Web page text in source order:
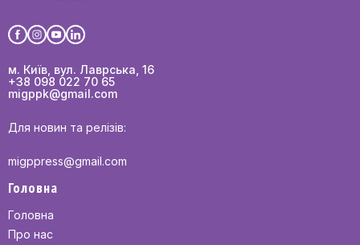
м. Київ, вул. Лаврська, 16
+38 098 022 70 65
migppk@gmail.com
Для новин та релізів:
migppress@gmail.com
Головна
Головна
Про нас